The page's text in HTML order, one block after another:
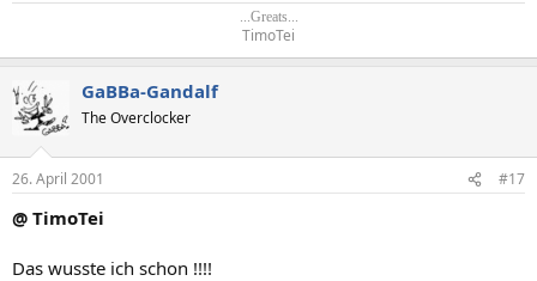
...Greats...
TimoTei​
GaBBa-Gandalf
The Overclocker
26. April 2001 #17
@ TimoTei
Das wusste ich schon !!!!